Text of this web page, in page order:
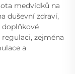
medvídků na
duševní zdraví,
zejména
a